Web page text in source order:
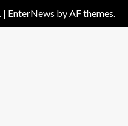
| EnterNews by AF themes.